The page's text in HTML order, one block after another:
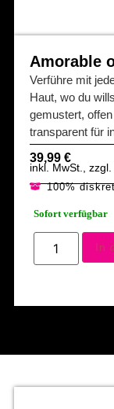
Amorable
Verführe mit
Haut, wo du
gemustert,
transparent für
39,99 €
inkl. MwSt.,
100%
Sofort verfügbar
In